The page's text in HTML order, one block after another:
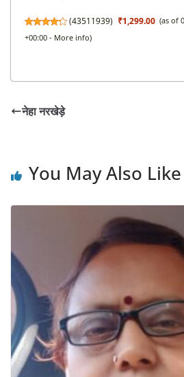
(43511939) ₹1,299.00 (as of
+00:00 - More info)
नेहा नरखेड़े
You May Also Like